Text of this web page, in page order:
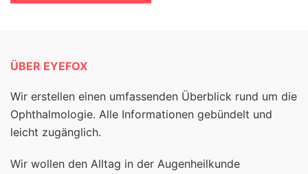
ÜBER EYEFOX
Wir erstellen einen umfassenden Überblick rund um die
Ophthalmologie. Alle Informationen gebündelt und
leicht zugänglich.
Wir wollen den Alltag in der Augenheilkunde